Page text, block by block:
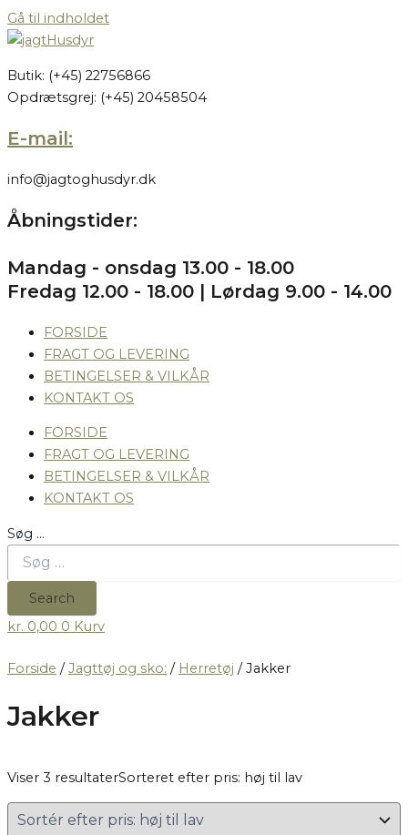
Gå til indholdet
Butik: (+45) 22756866
Opdrætsgrej: (+45) 20458504
E-mail:
info@jagtoghusdyr.dk
Åbningstider:
Mandag - onsdag 13.00 - 18.00
Fredag 12.00 - 18.00 | Lørdag 9.00 - 14.00
FORSIDE
FRAGT OG LEVERING
BETINGELSER & VILKÅR
KONTAKT OS
FORSIDE
FRAGT OG LEVERING
BETINGELSER & VILKÅR
KONTAKT OS
Søg …
Search
kr. 0,00 0 Kurv
Forside /Jagttøj og sko: / Herretøj / Jakker
Jakker
Viser 3 resultaterSorteret efter pris: høj til lav